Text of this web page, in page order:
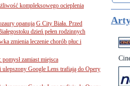
kompleksowego ocieplenia
opanują G City Biała. Przed
dzień pełen rodzinnych
zmienia leczenie chorób płuc i
zamiast miejsca
Google Lens trafiają do Opery